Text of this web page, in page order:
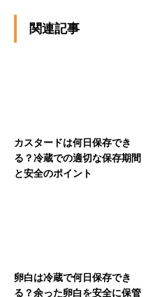
関連記事
カスタードは何日保存でき
る？冷蔵での適切な保存期間
と安全のポイント
卵白は冷蔵で何日保存でき
る？余った卵白を安全に保管